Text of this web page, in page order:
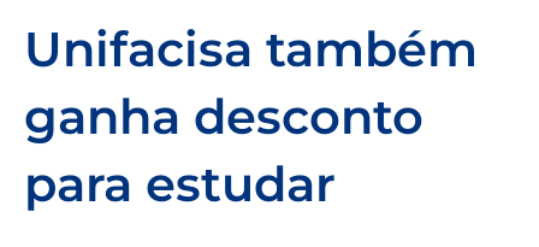
Unifacisa também
ganha desconto
para estudar